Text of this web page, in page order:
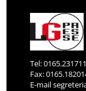
Tel: 0165.231711
Fax:
E-mail